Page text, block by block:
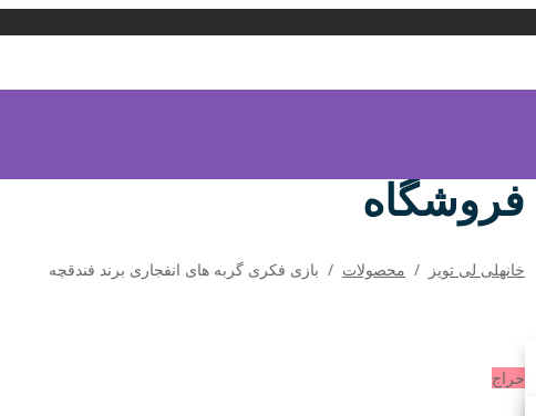
فروشگاه
خانهلی لی تویز / محصولات / بازی فکری گربه های انفجاری برند فندقچه
حراج